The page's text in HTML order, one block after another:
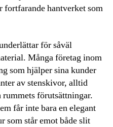
fortfarande hantverket som
för såväl
Många företag inom
som hjälper sina kunder
av stenskivor, alltid
förutsättningar.
får inte bara en elegant
som står emot både slit